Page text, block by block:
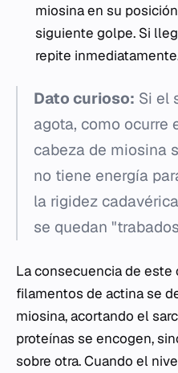
miosina en su
siguiente golpe. Si
repite
Dato curioso: Si el
agota, como ocurre
cabeza de miosina
no tiene energía
la rigidez
se quedan
La consecuencia de
filamentos de actina se
miosina, acortando el
proteínas se encogen,
sobre otra. Cuando el